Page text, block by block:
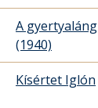
A gyertyaláng
(1940)
Kísértet Iglón